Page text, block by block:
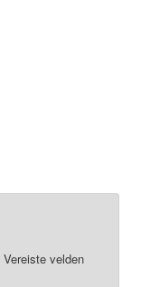
Vereiste velden